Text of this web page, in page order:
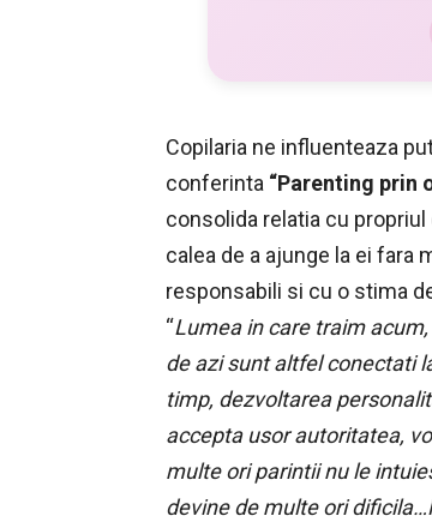
Copilaria ne influenteaza
conferinta “Parenting prin
consolida relatia cu
calea de a ajunge la ei fara
responsabili si cu o stima
“Lumea in care traim
de azi sunt altfel conectati
timp, dezvoltarea
accepta usor autoritatea,
multe ori parintii nu le
devine de multe ori